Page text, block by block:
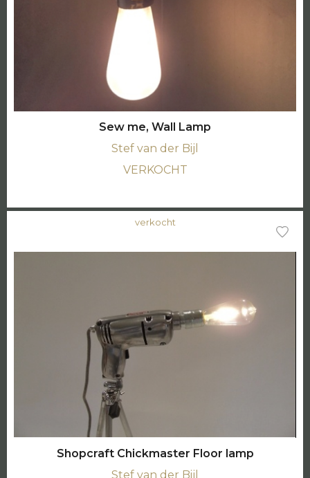
Sew me, Wall Lamp
Stef van der Bijl
VERKOCHT
verkocht
Shopcraft Chickmaster Floor lamp
Stef van der Bijl